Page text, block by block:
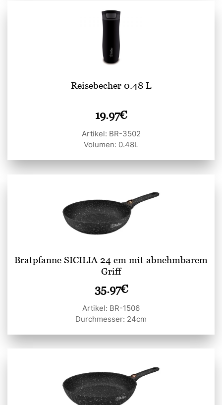
Reisebecher 0.48 L
19.97€
Artikel: BR-3502
Volumen: 0.48L
Bratpfanne SICILIA 24 cm mit abnehmbarem
Griff
35.97€
Artikel: BR-1506
Durchmesser: 24cm